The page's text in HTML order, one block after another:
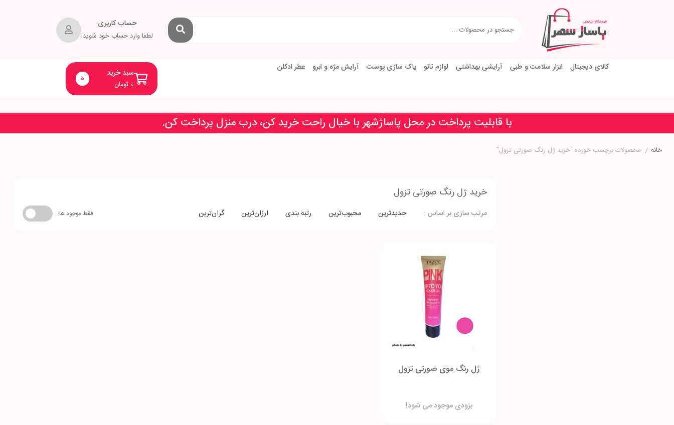
حساب کاربری
لطفا وارد حساب خود شوید!
کالای دیجیتال ابزار سلامت و طبی آرایشی بهداشتی لوازم تاتو پاک سازی پوست آرایش مژه و ابرو عطر ادکلن سبد خرید
تومان ۰ 0
با قابلیت پرداخت در محل پاساژشهر با خیال راحت خرید کن، درب منزل پرداخت کن.
خانه / محصولات برچسب خورده “خرید ژل رنگ صورتی تزول”
خرید ژل رنگ صورتی تزول
مرتب سازی بر اساس : جدیدترین محبوب‌ترین رتبه بندی ارزان‌ترین گران‌ترین فقط موجود ها:
ژل رنگ موی صورتی تزول
بزودی موجود می شود!